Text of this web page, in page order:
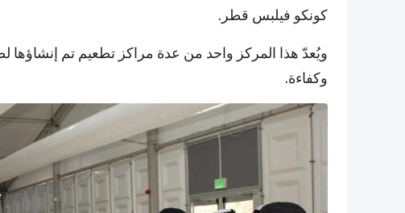
كونكو فيلبس قطر.
ويُعدّ هذا المركز واحد من عدة مراكز تطعيم تم إنشاؤها
وكفاءة.